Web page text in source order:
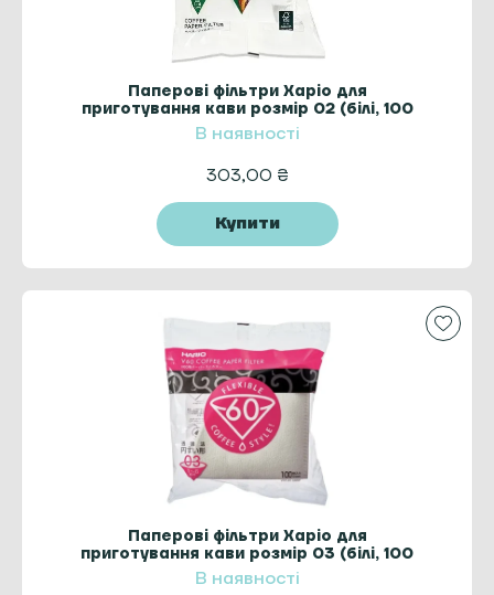
Паперові фільтри Харіо для
приготування кави розмір 02 (білі, 100
шт.)
В наявності
303,00 ₴
Купити
Паперові фільтри Харіо для
приготування кави розмір 03 (білі, 100
шт.)
В наявності